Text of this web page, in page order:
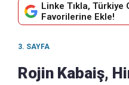
Linke Tıkla, Türkiye
Favorilerine Ekle!
3. SAYFA
Rojin Kabaiş,